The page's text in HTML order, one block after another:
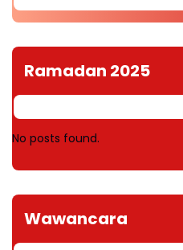
Ramadan 2025
No posts found.
Wawancara